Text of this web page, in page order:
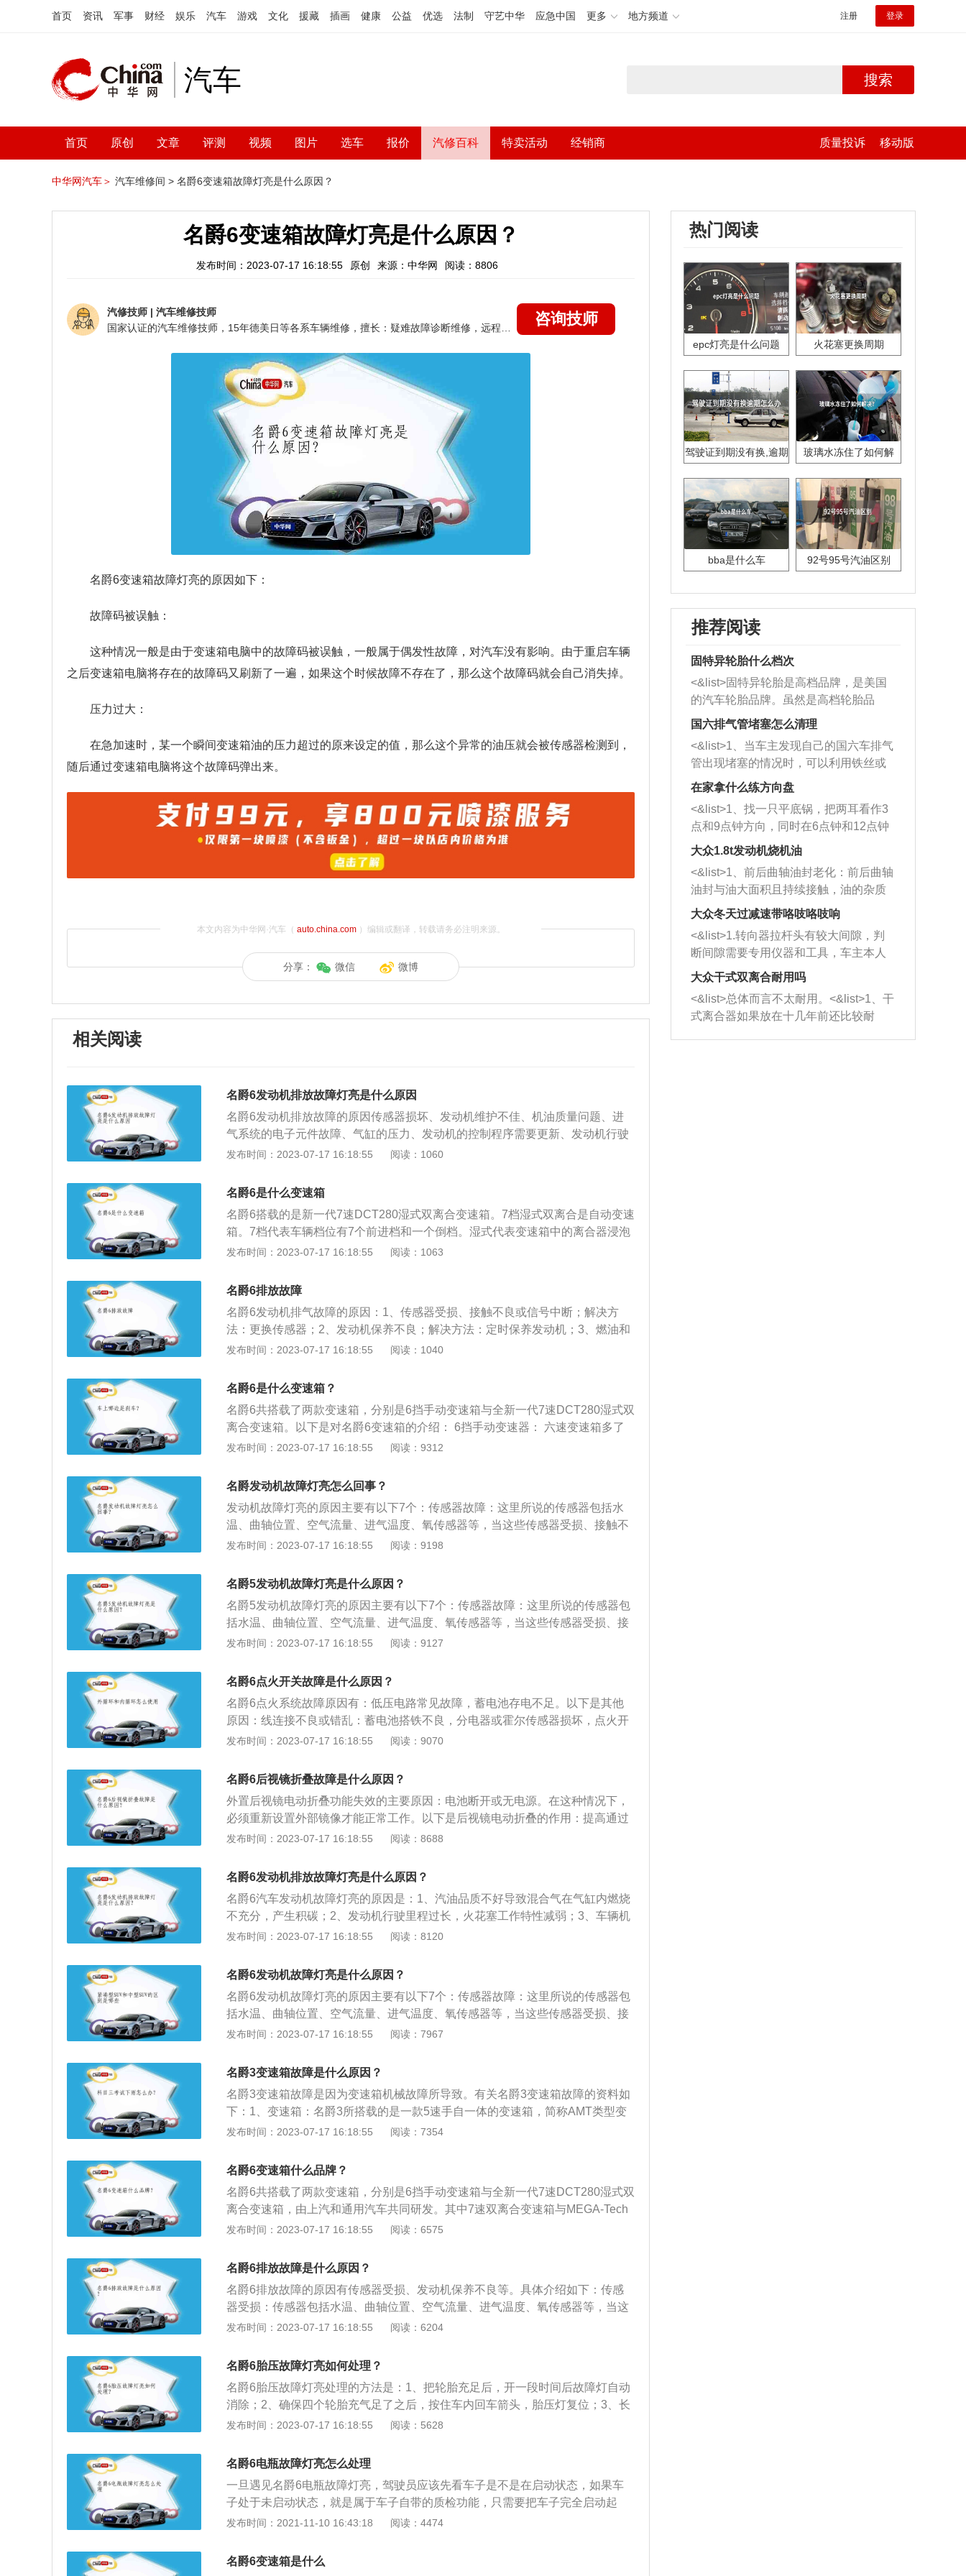
首页 资讯 军事 财经 娱乐 汽车 游戏 文化 援藏 插画 健康 公益 优选 法制 守艺中华 应急中国 更多 地方频道 注册 登录
汽车 搜索
首页 原创 文章 评测 视频 图片 选车 报价 汽修百科 特卖活动 经销商 质量投诉 移动版
中华网汽车＞ 汽车维修间 > 名爵6变速箱故障灯亮是什么原因？
名爵6变速箱故障灯亮是什么原因？
发布时间：2023-07-17 16:18:55 原创 来源：中华网 阅读：8806
汽修技师 | 汽车维修技师
咨询技师
名爵6变速箱故障灯亮的原因如下：
故障码被误触：
这种情况一般是由于变速箱电脑中的故障码被误触，一般属于偶发性故障，对汽车没有影响。由于重启车辆
之后变速箱电脑将存在的故障码又刷新了一遍，如果这个时候故障不存在了，那么这个故障码就会自己消失掉。
压力过大：
在急加速时，某一个瞬间变速箱油的压力超过的原来设定的值，那么这个异常的油压就会被传感器检测到，
随后通过变速箱电脑将这个故障码弹出来。
本文内容为中华网·汽车（ auto.china.com）编辑或翻译，转载请务必注明来源。
分享： 微信 微博
相关阅读
名爵6发动机排放故障灯亮是什么原因
名爵6发动机排放故障的原因传感器损坏、发动机维护不佳、机油质量问题、进
气系统的电子元件故障、气缸的压力、发动机的控制程序需要更新、发动机行驶
里程过长、车辆机械老化还有一种是假故障的可能。以下是具体原因及解决办
等。当这些传感器损坏、接触不良或信号中断时，汽车的ECU无法准确获取发动
机的数据，就会导致发动机故障灯亮起。需要去4s维修店找专业维修人员检查人
具体故障的传感器，然后进行维修。2、发动机维护不佳：发动机维护不当是发
动机故障的最常见原因。所有车辆都有一定的保养周期。如果车主不按期保养，
再加上不良的驾驶习惯，会增加发动机运转的负担。建议车主保持良好的驾驶习
的燃料一般都有标签。制造商一般会推荐车主应该使用哪种标号的燃油和哪种类
型的机油。如果车主不按要求添加，会报警很久。建议车主去正规的加油站加
油。4、进气系统的电子元件故障，比如氧传感器、碳罐电磁阀、节气门、发动
制电磁阀、EGR阀缸体工作情况、进气歧管是否漏气等。更换漏气的进气歧管。
里程过长，火花塞工作特性减弱，需要更换火花塞。8、车辆机械老化，更换老
化的车辆机械，给车辆进行保养。9、也有可能是假故障。报告了故障代码，但
工作正常。可能是超出电脑控制范围的操作导致电脑反馈的故障码。
发布时间：2023-07-17 16:18:55 阅读：1060
名爵6是什么变速箱
名爵6搭载的是新一代7速DCT280湿式双离合变速箱。7档湿式双离合是自动变速
箱。7档代表车辆档位有7个前进档和一个倒档。湿式代表变速箱中的离合器浸泡
在自动变速箱油中，靠变速箱油来散热。双离合为有两组离合器分别由电子控制
杂的被分为两部分，中心的实心传动轴负责一组齿轮，而空心传动轴负责另一
组。以2021款Pro1.5T自动Trophy豪华版为例最大马力为181马力，最大功率为1
33kw，最大扭矩为285牛米，最大功率转速为5600转每分钟，最大扭矩转速为15
00到4000转每分钟。（数据来源于有驾官网）
发布时间：2023-07-17 16:18:55 阅读：1063
名爵6排放故障
名爵6发动机排气故障的原因：1、传感器受损、接触不良或信号中断；解决方
法：更换传感器；2、发动机保养不良；解决方法：定时保养发动机；3、燃油和
机油质量不好；解决方法：到正规的加油站添加燃油；4、混合气燃烧不充分；
方法：更换火花塞或点火线圈。名爵6发动机故障灯亮的原因：1、不按期保养。
通常人们总是喜欢在改装上投入很多，但却容易忽视按期给发动机做保养。据专
业汽车维修经营者介绍，车辆因发动机保养不良造成的故障占总故障的百分之五
十左右。可见发动机保养对延长车辆使用寿命能起到至关重要的作用；2、机油
变质。不同等级的润滑油在使用过程中油质都会发生变化。车辆行驶一定里程之
应该结合使用条件，定期给汽车换机油，并使油量适中，一般以机油标尺上下限
之间为好。机油从机油滤芯的细孔通过时，把油中的固体颗粒和黏稠物积存在滤
清器中。如滤清器堵塞，机油不能顺畅通过滤芯时，会胀破滤芯或打开安全阀，
剧。因此机油滤芯的定期更换同样重要；3、空气滤芯堵塞。发动机的进气系统
芯，可使用的方法有高压空气由里向外吹，把滤芯中的灰尘吹出。由于空气滤芯
为纸质，所以吹的时候要注意空气的压力不能过高，以免损坏滤芯。空气滤芯一
般在清洗3次后就应更换新的，清洗周期可以由日常驾驶区域的空气质量而定。
发布时间：2023-07-17 16:18:55 阅读：1040
名爵6是什么变速箱？
名爵6共搭载了两款变速箱，分别是6挡手动变速箱与全新一代7速DCT280湿式双
离合变速箱。以下是对名爵6变速箱的介绍： 6挡手动变速器： 六速变速箱多了
一个挡，在实际操作中会比较的麻烦，可是这样却可以使车有较低的耗油量，从
有，也就是超速，可以让车子在高速行驶的时候，仍然有较低的耗油量，车子时
时刻刻都在省油，十分的经济划算，同时当变速箱的档位数比较多的时候，就可
以确保，总传动数不变，每个齿轮的转动比设定的更加贴近。调挡更加的及时而
且还能够使换挡更加的顺畅，换挡的时候异物感较小。 7速双离合变速箱： 双离
合变速箱的结构与手动变速箱差不多，这种变速箱只是比手动变速箱多了一套离
合器是控制偶数挡，双离合变速箱的换挡速度很快。
发布时间：2023-07-17 16:18:55 阅读：9312
名爵发动机故障灯亮怎么回事？
发动机故障灯亮的原因主要有以下7个：传感器故障：这里所说的传感器包括水
温、曲轴位置、空气流量、进气温度、氧传感器等，当这些传感器受损、接触不
良或信号中断时，汽车的ECU就不能准确获得发动机的数据，此时就会引起发动
发动机的磨损，导致故障灯亮。混合气燃烧不良：混合气燃烧不良会导致发动机
积碳或爆震，被氧传感器监测到并报告给ECU后，亮起故障灯以示警告。火花塞
故障、点火线圈故障、燃油泵故障、油路堵塞等都会引起发动机混合气燃烧不
良。增压问题：进气增压管路、涡轮增压器也会导致发动机故障灯点亮。其中最
常见的是涡轮增压器损坏，同时车辆还会出现漏油、机油消耗量大、动力下降、
有可能导致发动机管路堵塞，严重的话就会引起发动机故障灯亮。空气滤芯如果
不干净，没有定期清理，会导致进气出现问题。排气问题：排气故障也会导致发
动机故障灯亮。后氧传感器、三元催化器、排气凸轮轴及轴瓦故障，都是出现排
添加剂、三元催化被磕碰、发动机供油系统故障都容易引起三元催化器故障。防
制器不匹配，防盗系统也会导致发动机不能正常工作，同时发动机故障灯点亮。
发动机故障灯亮，可以按照以下步骤处理： ⾸先关注发动机运转是否正常，是否
存在抖动、冒⿊烟等问题，若有则尽量不要再启动。特别说明，亮红灯的情况下
一定不要再启动。如果发动机可以启动，熄⽕5-10分钟之后，不要踩刹⻋，直接
启⾃检功能，待5-10秒后观察仪表盘上故障灯是否熄灭。如果故障灯没有熄灭，
则请尽快⾄服务站查找原因。服务站通过便携式诊断仪可读取故障码，获得故障
信息，进行有针对性的修复。
发布时间：2023-07-17 16:18:55 阅读：9198
名爵5发动机故障灯亮是什么原因？
名爵5发动机故障灯亮的原因主要有以下7个：传感器故障：这里所说的传感器包
括水温、曲轴位置、空气流量、进气温度、氧传感器等，当这些传感器受损、接
触不良或信号中断时，汽车的ECU就不能准确获得发动机的数据，此时就会引起
造成发动机的磨损，导致故障灯亮。混合气燃烧不良：混合气燃烧不良会导致发
动机积碳或爆震，被氧传感器监测到并报告给ECU后，亮起故障灯以示警告。火
花塞故障、点火线圈故障、燃油泵故障、油路堵塞等都会引起发动机混合气燃烧
不良。增压问题：进气增压管路、涡轮增压器也会导致发动机故障灯点亮。其中
最常见的是涡轮增压器损坏，同时车辆还会出现漏油、机油消耗量大、动力下
题，就有可能导致发动机管路堵塞，严重的话就会引起发动机故障灯亮。空气滤
芯如果不干净，没有定期清理，会导致进气出现问题。排气问题：排气故障也会
导致发动机故障灯亮。后氧传感器、三元催化器、排气凸轮轴及轴瓦故障，都是
润滑油添加剂、三元催化被磕碰、发动机供油系统故障都容易引起三元催化器故
电子控制器不匹配，防盗系统也会导致发动机不能正常工作，同时发动机故障灯
点亮。发动机故障灯亮，可以按照以下步骤处理： ⾸先关注发动机运转是否正
常，是否存在抖动、冒⿊烟等问题，若有则尽量不要再启动。特别说明，亮红灯
的情况下一定不要再启动。如果发动机可以启动，熄⽕5-10分钟之后，不要踩刹
电后会开启⾃检功能，待5-10秒后观察仪表盘上故障灯是否熄灭。如果故障灯没
有熄灭，则请尽快⾄服务站查找原因。服务站通过便携式诊断仪可读取故障码，
获得故障信息，进行有针对性的修复。
发布时间：2023-07-17 16:18:55 阅读：9127
名爵6点火开关故障是什么原因？
名爵6点火系统故障原因有：低压电路常见故障，蓄电池存电不足。以下是其他
原因：线连接不良或错乱：蓄电池搭铁不良，分电器或霍尔传感器损坏，点火开
关损坏或接线不良，晶体管点火控制单元损坏或接线不良，低压电路故障的诊断
压线脱落或漏电，分电器盖破裂击穿，分电器分火头烧蚀破裂击穿，火花塞电极
间隙过大或过小，火花塞积炭过多，火花塞绝缘体损坏，点火线圈损坏或接线脱
落。
发布时间：2023-07-17 16:18:55 阅读：9070
名爵6后视镜折叠故障是什么原因？
外置后视镜电动折叠功能失效的主要原因：电池断开或无电源。在这种情况下，
必须重新设置外部镜像才能正常工作。以下是后视镜电动折叠的作用：提高通过
能力：后视镜作为汽车上安装的最宽的部件，在摩擦的情况下最容易受到冲击。
通过狭窄道路时可以缩小，提高汽车的通过能力。避免刮擦：可减少车位有效避
免刮擦。在大多数情况下，后视镜折叠按钮位于驾驶员侧门的电动开启和关闭区
域，但也有例外，如换挡基地区域。
发布时间：2023-07-17 16:18:55 阅读：8688
名爵6发动机排放故障灯亮是什么原因？
名爵6汽车发动机故障灯亮的原因是：1、汽油品质不好导致混合气在气缸内燃烧
不充分，产生积碳；2、发动机行驶里程过长，火花塞工作特性减弱；3、车辆机
械老化；4、水温、曲轴位置、空气流量、进气温度、氧传感器受损、接触不良
态；2、检查汽车的传感器、气流量传感器、火花塞零部件的状态；3、检查汽车
有无爆震情况；4、检查点火线圈有无故障。
发布时间：2023-07-17 16:18:55 阅读：8120
名爵6发动机故障灯亮是什么原因？
名爵6发动机故障灯亮的原因主要有以下7个：传感器故障：这里所说的传感器包
括水温、曲轴位置、空气流量、进气温度、氧传感器等，当这些传感器受损、接
触不良或信号中断时，汽车的ECU就不能准确获得发动机的数据，此时就会引起
造成发动机的磨损，导致故障灯亮。混合气燃烧不良：混合气燃烧不良会导致发
动机积碳或爆震，被氧传感器监测到并报告给ECU后，亮起故障灯以示警告。火
花塞故障、点火线圈故障、燃油泵故障、油路堵塞等都会引起发动机混合气燃烧
不良。增压问题：进气增压管路、涡轮增压器也会导致发动机故障灯点亮。其中
最常见的是涡轮增压器损坏，同时车辆还会出现漏油、机油消耗量大、动力下
题，就有可能导致发动机管路堵塞，严重的话就会引起发动机故障灯亮。空气滤
芯如果不干净，没有定期清理，会导致进气出现问题。排气问题：排气故障也会
导致发动机故障灯亮。后氧传感器、三元催化器、排气凸轮轴及轴瓦故障，都是
润滑油添加剂、三元催化被磕碰、发动机供油系统故障都容易引起三元催化器故
电子控制器不匹配，防盗系统也会导致发动机不能正常工作，同时发动机故障灯
点亮。发动机故障灯亮，可以按照以下步骤处理： ⾸先关注发动机运转是否正
常，是否存在抖动、冒⿊烟等问题，若有则尽量不要再启动。特别说明，亮红灯
的情况下一定不要再启动。如果发动机可以启动，熄⽕5-10分钟之后，不要踩刹
电后会开启⾃检功能，待5-10秒后观察仪表盘上故障灯是否熄灭。如果故障灯没
有熄灭，则请尽快⾄服务站查找原因。服务站通过便携式诊断仪可读取故障码，
获得故障信息，进行有针对性的修复。
发布时间：2023-07-17 16:18:55 阅读：7967
名爵3变速箱故障是什么原因？
名爵3变速箱故障是因为变速箱机械故障所导致。有关名爵3变速箱故障的资料如
下：1、变速箱：名爵3所搭载的是一款5速手自一体的变速箱，简称AMT类型变
速器。2、故障表现：掉档，跳空挡，偶尔挂不上档位，没有高速档等。有关变
矩，并能固定或分档改变输出轴和输入轴传动比的汽车配件。2、作用：变速箱
由变速传动机构和操纵机构组成，有些汽车还有动力输出机构，可分为有级式、
无级式和综合式变速器，具有实现倒车行驶、中断动力传递、改变传动比等功
能。
发布时间：2023-07-17 16:18:55 阅读：7354
名爵6变速箱什么品牌？
名爵6共搭载了两款变速箱，分别是6挡手动变速箱与全新一代7速DCT280湿式双
离合变速箱，由上汽和通用汽车共同研发。其中7速双离合变速箱与MEGA-Tech
全新一代1.5T-PRO发动机合称黄金动力组合，换挡更快、更高效，驾驶感更平
轴距：2715mm，符合国6排放标准，整车呈强劲运动轿跑姿态，配合经典溜背造
型和掀背尾门。作为第一款采用上汽“蓝芯”2.0MEGA-Tech动力总成的车型。最大
功率135kW，最大扭矩285Nm，百公里油耗仅需6.2L。2、第三代名爵6使用12.3
英寸交互式全虚拟仪表、具备多种仪表主题可显示仪表/大屏双屏互动、AR-Drivi
ng实景导航、3D导航/车辆状态/音乐等信息。同时搭配高清触控互联大屏，手机
舒适方面采用智能无钥匙进入系统、一键启动系统、电子排挡、Auto-Hold自动驻
车功能、EPB智能电子驻车系统等高科技配置。
发布时间：2023-07-17 16:18:55 阅读：6575
名爵6排放故障是什么原因？
名爵6排放故障的原因有传感器受损、发动机保养不良等。具体介绍如下：传感
器受损：传感器包括水温、曲轴位置、空气流量、进气温度、氧传感器等，当这
些传感器受损，接触不良或信号中断时，汽车的ECU就不能准确获得发动机的数
动机故障亮起最常见的原因。车辆都有一定的保养周期，如果车主不按期保养，
再加之不良的驾驶习惯，那么就会加重发动机运行的负担。油质问题：油质包括
燃油和机油，汽车加注的燃油一般都有标号，厂家一般都会推荐车主使用哪种标
号的燃油，哪种类型的机油，如果车主没有按要求添加，长期下去就会报警。
发布时间：2023-07-17 16:18:55 阅读：6204
名爵6胎压故障灯亮如何处理？
名爵6胎压故障灯亮处理的方法是：1、把轮胎充足后，开一段时间后故障灯自动
消除；2、确保四个轮胎充气足了之后，按住车内回车箭头，胎压灯复位；3、长
按中控台的胎压消除按钮即可。名爵6是一款紧凑型5门5座掀背车，其车身尺寸
涡轮增压发动机和6挡手动变速箱，最大功率是133千瓦，最大扭矩是285牛米。
发布时间：2023-07-17 16:18:55 阅读：5628
名爵6电瓶故障灯亮怎么处理
一旦遇见名爵6电瓶故障灯亮，驾驶员应该先看车子是不是在启动状态，如果车
子处于未启动状态，就是属于车子自带的质检功能，只需要把车子完全启动起
来，其他灯就会熄灭。其次是在电瓶电量亏损的时候也会出现故障灯亮起的情
主要是当车子遇到一系列不正常的电瓶故障后，车辆自检系统给于提示的一种方
式。一般故障灯亮起的因素有：1，电瓶电量低，或者充电不良。2，线路故障。
发布时间：2021-11-10 16:43:18 阅读：4474
名爵6变速箱是什么
热门阅读
epc灯亮是什么问题 火花塞更换周期
驾驶证到期没有换,逾期
玻璃水冻住了如何解
bba是什么车 92号95号汽油区别
推荐阅读
固特异轮胎什么档次
<&list>固特异轮胎是高档品牌，是美国
的汽车轮胎品牌。虽然是高档轮胎品
牌，但是中高低端的轮胎都有生产，这
也是为了更好的开拓市场。
国六排气管堵塞怎么清理
<&list>1、当车主发现自己的国六车排气
管出现堵塞的情况时，可以利用铁丝或
者是细棍，直接将杂物给取出来，如果
堵塞情况比较严重，也可以采取应急措
施。 <&list>2、直接利用木棍将所有的
杂物推到排气管里面的位置处，然后将
三元催化器拆解开，就可以将堵塞的东
西取出来。但如果是因为积碳过多引起
的堵塞，就需要将三元催化器泡在草酸
洗剂对堵塞的情况得到解决，将清洗剂
放在燃油箱中，与燃油混合后，车辆启
动时，就可以和汽油一起进入到燃烧
室，最后形成废气排出，就可以让三元
催化器得到清洗，排气管堵塞的情况就
能够得到解决。
在家拿什么练方向盘
<&list>1、找一只平底锅，把两耳看作3
点和9点钟方向，同时在6点钟和12点钟
方向做一个标记。 <&list>2、双手握住
一圈半的练习，往右同样也要打相同的
圈数。 <&list>3、最后强调要反复练
习，这样就可以形成肌肉记忆，在真实
驾驶车辆时，不需要记忆也能打好方
向。
大众1.8t发动机烧机油
<&list>1、前后曲轴油封老化：前后曲轴
油封与油大面积且持续接触，油的杂质
和发动机内持续温度变化使其密封效果
逐渐减弱，导致渗油或漏油。<&list>2、
活塞间隙过大：积碳会使活塞环与缸体
的间隙扩大，导致机油流入燃烧室中，
造成烧机油。<&list>3、机油粘度。使用
机油粘度过小的话，同样会有烧机油现
象，机油粘度过小具有很好的流动性，
大众冬天过减速带咯吱咯吱响
<&list>1.转向器拉杆头有较大间隙，判
断间隙需要专用仪器和工具，车主本人
无法制作，需要将车辆送到修理厂或4s
店；<&list>2.车辆半轴套管防尘罩破
裂，破裂后会出现漏油现象，使半轴磨
损严重，磨损的半轴容易损坏，产生异
响；<&list>3.稳定器的转向胶套和球头
大众干式双离合耐用吗
<&list>总体而言不太耐用。<&list>1、干
式离合器如果放在十几年前还比较耐